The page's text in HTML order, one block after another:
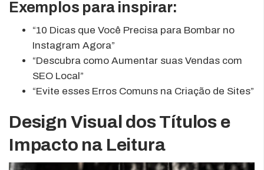
Exemplos para inspirar:
“10 Dicas que Você Precisa para Bombar no
Instagram Agora”
“Descubra como Aumentar suas Vendas com
SEO Local”
“Evite esses Erros Comuns na Criação de Sites”
Design Visual dos Títulos e
Impacto na Leitura